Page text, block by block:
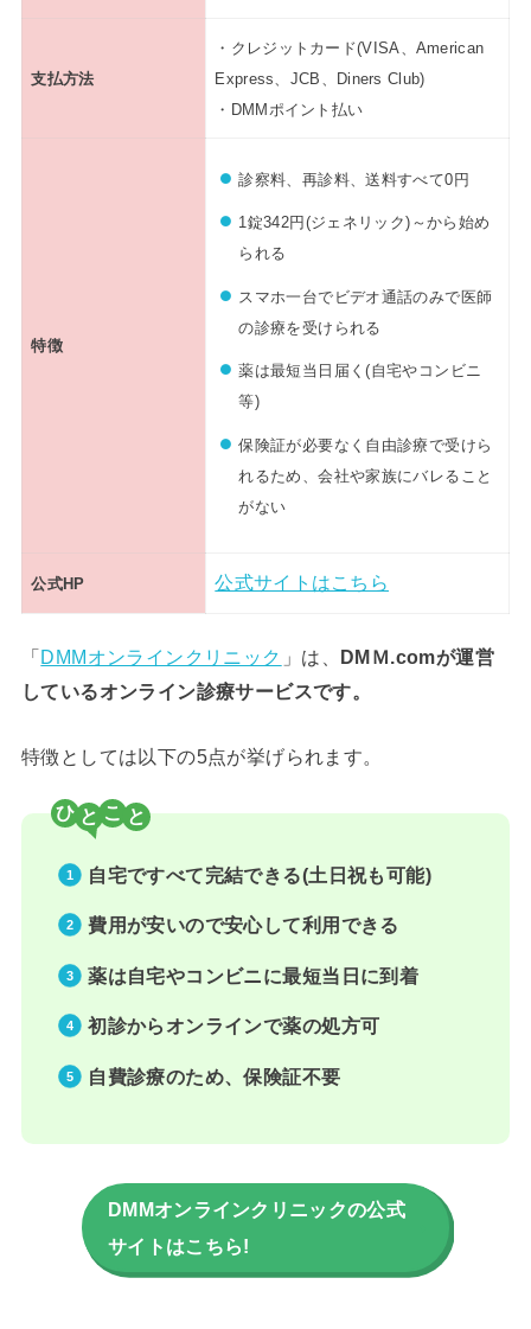
支払方法
・クレジットカード(VISA、American
Express、JCB、Diners Club)
・DMMポイント払い
特徴
診察料、再診料、送料すべて0円
1錠342円(ジェネリック)～から始め
られる
スマホ一台でビデオ通話のみで医師
の診療を受けられる
薬は最短当日届く(自宅やコンビニ
等)
保険証が必要なく自由診療で受けら
れるため、会社や家族にバレること
がない
公式HP 公式サイトはこちら
「DMMオンラインクリニック 」は、 DMＭ.comが運営
しているオンライン診療サービスです。
特徴としては以下の5点が挙げられます。
ひ こ
自宅ですべて完結できる(土日祝も可能)
費用が安いので安心して利用できる
薬は自宅やコンビニに最短当日に到着
初診からオンラインで薬の処方可
自費診療のため、保険証不要
DMMオンラインクリニックの公式
サイトはこちら!